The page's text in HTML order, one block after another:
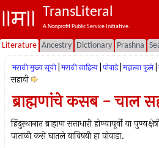
TransLiteral
A Nonprofit Public Service Initiative.
Literature Ancestry Dictionary Prashna
मराठी मुख्य सूची मराठी साहित्य पोवाडे महात्मा फुले
सहावी
ब्राह्मणांचे कसब - चाल
हिंदुस्थानात ब्राह्मण सत्ताधारी होण्यापूर्वी या
पाताळी कसे घातले याविषयी हा पोवाडा.